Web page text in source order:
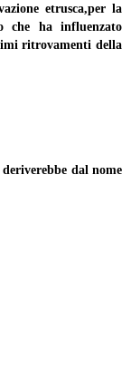
etrusca,per la
che ha influenzato
ritrovamenti della
dal nome